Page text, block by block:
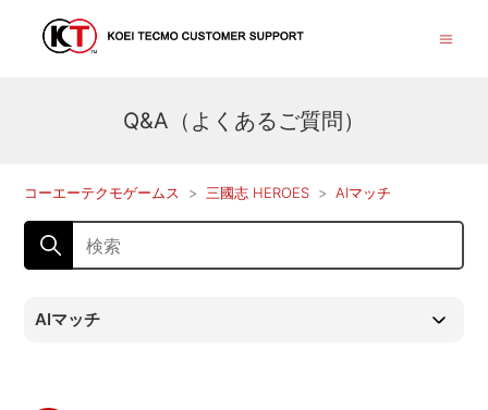
Q&A（よくあるご質問）
コーエーテクモゲームス 三國志 HEROES AIマッチ
AIマッチ